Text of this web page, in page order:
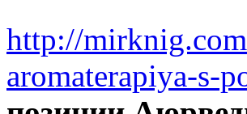
http://
aromaterapiya-s-